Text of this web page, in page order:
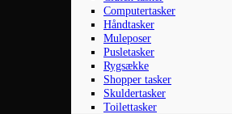
Computertasker
Håndtasker
Muleposer
Pusletasker
Rygsække
Shopper tasker
Skuldertasker
Toilettasker